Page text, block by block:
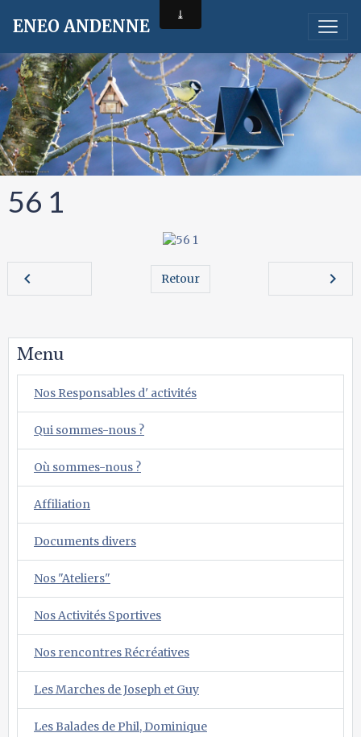
ENEO ANDENNE
56 1
Retour
Menu
Nos Responsables d' activités
Qui sommes-nous ?
Où sommes-nous ?
Affiliation
Documents divers
Nos "Ateliers"
Nos Activités Sportives
Nos rencontres Récréatives
Les Marches de Joseph et Guy
Les Balades de Phil, Dominique